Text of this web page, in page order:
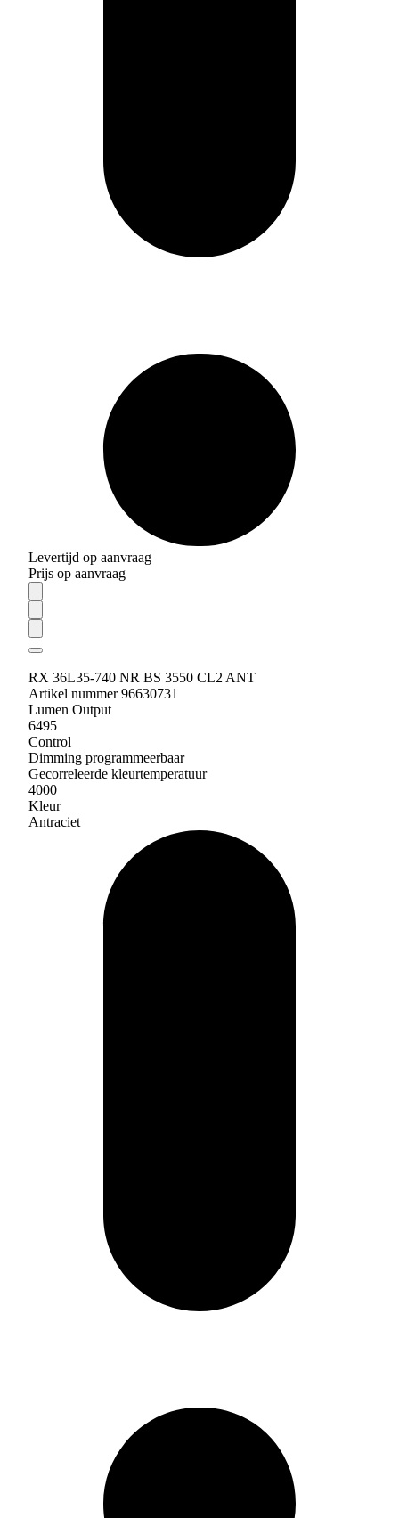
Levertijd op aanvraag
Prijs op aanvraag
RX 36L35-740 NR BS 3550 CL2 ANT
Artikel nummer 96630731
Lumen Output
6495
Control
Dimming programmeerbaar
Gecorreleerde kleurtemperatuur
4000
Kleur
Antraciet